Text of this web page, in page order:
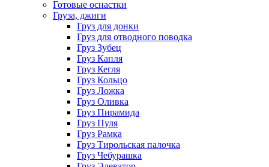
Готовые оснастки
Груза, джиги
Груз для донки
Груз для отводного поводка
Груз Зубец
Груз Капля
Груз Кегля
Груз Кольцо
Груз Ложка
Груз Оливка
Груз Пирамида
Груз Пуля
Груз Рамка
Груз Тирольская палочка
Груз Чебурашка